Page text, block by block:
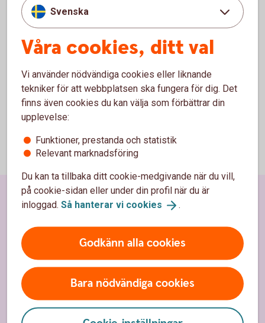
Med Mobilt BankID kan du snabbt och säkert
legitimera dig digitalt, exempelvis när du ska
swisha, deklarera och logga in i vår app.
Svenska
Våra cookies, ditt val
Vi använder nödvändiga cookies eller liknande
tekniker för att webbplatsen ska fungera för dig. Det
finns även cookies du kan välja som förbättrar din
upplevelse:
Funktioner, prestanda och statistik
Relevant marknadsföring
Du kan ta tillbaka ditt cookie-medgivande när du vill,
på cookie-sidan eller under din profil när du är
inloggad. Så hanterar vi cookies .
Godkänn alla cookies
Bara nödvändiga cookies
Sidfot
Hitta snabbt
Kundservice
Spärrhjälp
Hitta bankkontor
Bli kund